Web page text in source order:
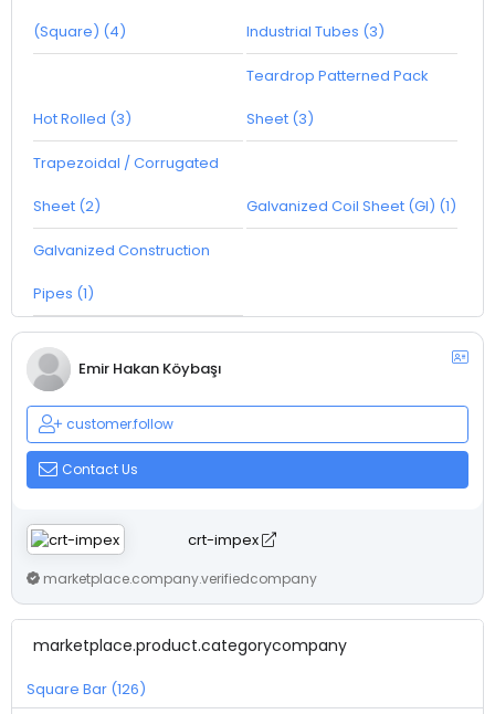
(Square) (4) Industrial Tubes (3)
Hot Rolled (3)
Teardrop Patterned Pack
Sheet (3)
Trapezoidal / Corrugated
Sheet (2) Galvanized Coil Sheet (GI) (1)
Galvanized Construction
Pipes (1)
Emir Hakan Köybaşı
customer.follow
Contact Us
crt-impex
marketplace.company.verifiedcompany
marketplace.product.categorycompany
Square Bar (126)